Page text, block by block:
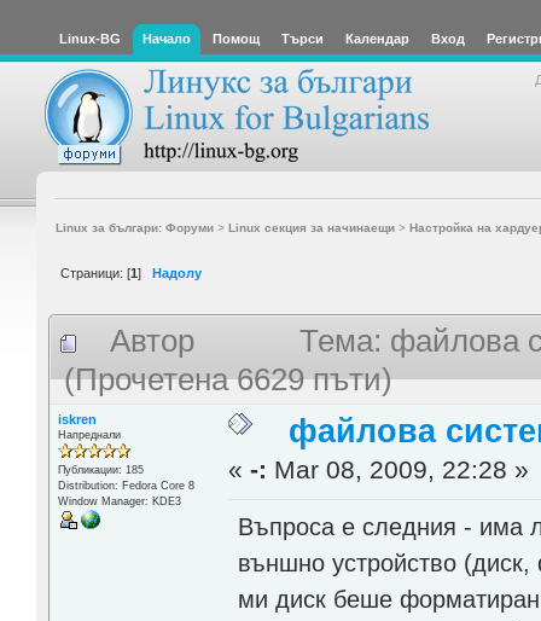
Linux-BG Начало Помощ Търси Календар Вход
Linux за българи: Форуми> Linux секция за начинаещи> Настройка на
Страници: [1] Надолу
Автор
Тема: файлова
(Прочетена 6629 пъти)
iskren
Напреднали
Публикации: 185
Distribution: Fedora Core 8
Window Manager: KDE3
файлова
«-: Mar 08, 2009, 22:28 »
Въпроса е следния - има
външно устройство
ми диск беше